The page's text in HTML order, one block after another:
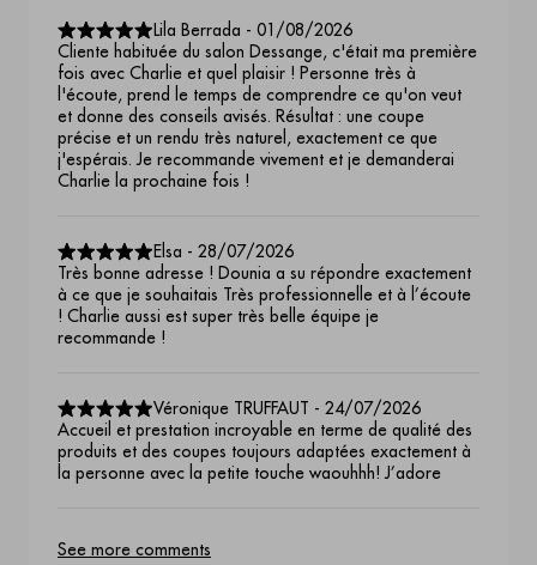
Lila Berrada - 01/08/2026
Cliente habituée du salon Dessange, c'était ma première
fois avec Charlie et quel plaisir ! Personne très à
l'écoute, prend le temps de comprendre ce qu'on veut
et donne des conseils avisés. Résultat : une coupe
précise et un rendu très naturel, exactement ce que
j'espérais. Je recommande vivement et je demanderai
Charlie la prochaine fois !
Elsa - 28/07/2026
Très bonne adresse ! Dounia a su répondre exactement
à ce que je souhaitais Très professionnelle et à l’écoute
! Charlie aussi est super très belle équipe je
recommande !
Véronique TRUFFAUT - 24/07/2026
Accueil et prestation incroyable en terme de qualité des
produits et des coupes toujours adaptées exactement à
la personne avec la petite touche waouhhh! J’adore
See more comments